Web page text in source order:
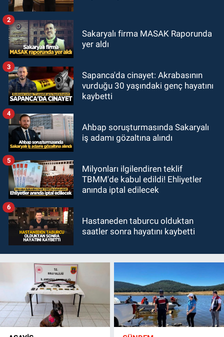
Sakaryalı firma MASAK Raporunda
yer aldı
2
Sapanca'da cinayet: Akrabasının
vurduğu 30 yaşındaki genç hayatını
kaybetti
3
Ahbap soruşturmasında Sakaryalı
iş adamı gözaltına alındı
4
Milyonları ilgilendiren teklif
TBMM'de kabul edildi! Ehliyetler
anında iptal edilecek
5
Hastaneden taburcu olduktan
saatler sonra hayatını kaybetti
6